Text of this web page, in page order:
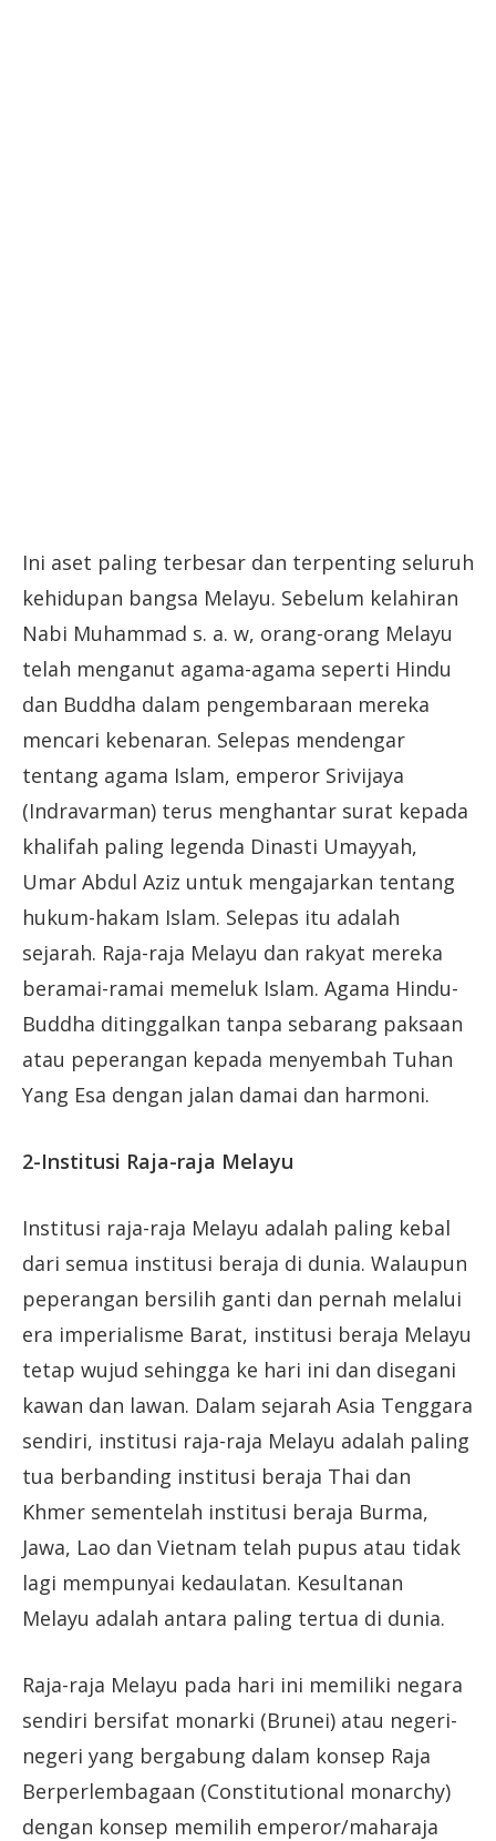
Ini aset paling terbesar dan terpenting seluruh
kehidupan bangsa Melayu. Sebelum kelahiran
Nabi Muhammad s. a. w, orang-orang Melayu
telah menganut agama-agama seperti Hindu
dan Buddha dalam pengembaraan mereka
mencari kebenaran. Selepas mendengar
tentang agama Islam, emperor Srivijaya
(Indravarman) terus menghantar surat kepada
khalifah paling legenda Dinasti Umayyah,
Umar Abdul Aziz untuk mengajarkan tentang
hukum-hakam Islam. Selepas itu adalah
sejarah. Raja-raja Melayu dan rakyat mereka
beramai-ramai memeluk Islam. Agama Hindu-
Buddha ditinggalkan tanpa sebarang paksaan
atau peperangan kepada menyembah Tuhan
Yang Esa dengan jalan damai dan harmoni.
2-Institusi Raja-raja Melayu
Institusi raja-raja Melayu adalah paling kebal
dari semua institusi beraja di dunia. Walaupun
peperangan bersilih ganti dan pernah melalui
era imperialisme Barat, institusi beraja Melayu
tetap wujud sehingga ke hari ini dan disegani
kawan dan lawan. Dalam sejarah Asia Tenggara
sendiri, institusi raja-raja Melayu adalah paling
tua berbanding institusi beraja Thai dan
Khmer sementelah institusi beraja Burma,
Jawa, Lao dan Vietnam telah pupus atau tidak
lagi mempunyai kedaulatan. Kesultanan
Melayu adalah antara paling tertua di dunia.
Raja-raja Melayu pada hari ini memiliki negara
sendiri bersifat monarki (Brunei) atau negeri-
negeri yang bergabung dalam konsep Raja
Berperlembagaan (Constitutional monarchy)
dengan konsep memilih emperor/maharaja